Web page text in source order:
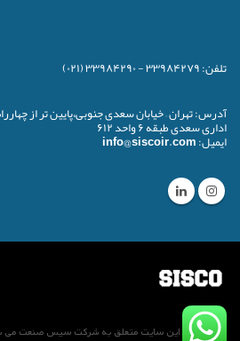
تلفن:
آدرس:تهران – خیابان سعدی جنوبی،پایین تر از
اداری سعدی طبقه ۶ واحد ۶۱۲
ایمیل:
تمام حقوق این سایت متعلق به شرکت سیس صنعت می